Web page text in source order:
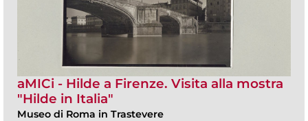
aMICi - Hilde a Firenze. Visita alla mostra
"Hilde in Italia"
Museo di Roma in Trastevere